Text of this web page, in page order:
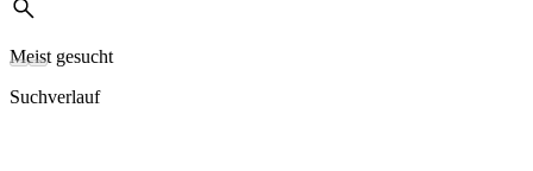
Meist gesucht
Suchverlauf